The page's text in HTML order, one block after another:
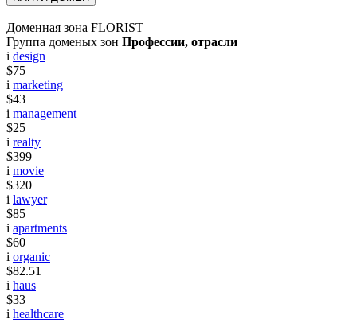
Доменная зона FLORIST
Группа доменых зон Профессии, отрасли
i design
$75
i marketing
$43
i management
$25
i realty
$399
i movie
$320
i lawyer
$85
i apartments
$60
i organic
$82.51
i haus
$33
i healthcare